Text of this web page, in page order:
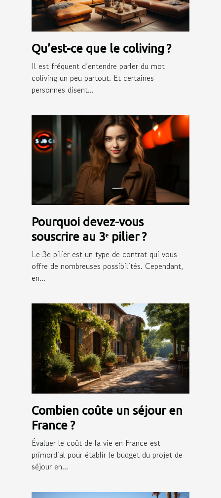
Qu’est-ce que le coliving ?
Il est fréquent d’entendre parler du mot
coliving un peu partout. Et certaines
personnes disent...
Pourquoi devez-vous
souscrire au 3ᵉ pilier ?
Le 3e pilier est un type de contrat qui vous
offre de nombreuses possibilités. Cependant,
en...
Combien coûte un séjour en
France ?
Évaluer le coût de la vie en France est
primordial pour établir le budget du projet de
séjour en...